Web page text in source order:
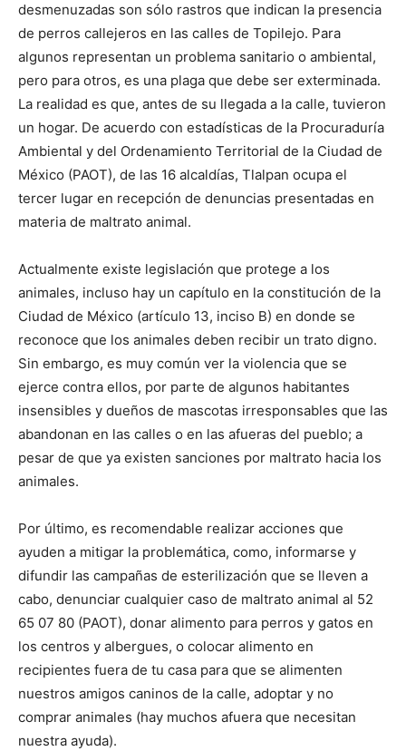
desmenuzadas son sólo rastros que indican la presencia
de perros callejeros en las calles de Topilejo. Para
algunos representan un problema sanitario o ambiental,
pero para otros, es una plaga que debe ser exterminada.
La realidad es que, antes de su llegada a la calle, tuvieron
un hogar. De acuerdo con estadísticas de la Procuraduría
Ambiental y del Ordenamiento Territorial de la Ciudad de
México (PAOT), de las 16 alcaldías, Tlalpan ocupa el
tercer lugar en recepción de denuncias presentadas en
materia de maltrato animal.
Actualmente existe legislación que protege a los
animales, incluso hay un capítulo en la constitución de la
Ciudad de México (artículo 13, inciso B) en donde se
reconoce que los animales deben recibir un trato digno.
Sin embargo, es muy común ver la violencia que se
ejerce contra ellos, por parte de algunos habitantes
insensibles y dueños de mascotas irresponsables que las
abandonan en las calles o en las afueras del pueblo; a
pesar de que ya existen sanciones por maltrato hacia los
animales.
Por último, es recomendable realizar acciones que
ayuden a mitigar la problemática, como, informarse y
difundir las campañas de esterilización que se lleven a
cabo, denunciar cualquier caso de maltrato animal al 52
65 07 80 (PAOT), donar alimento para perros y gatos en
los centros y albergues, o colocar alimento en
recipientes fuera de tu casa para que se alimenten
nuestros amigos caninos de la calle, adoptar y no
comprar animales (hay muchos afuera que necesitan
nuestra ayuda).